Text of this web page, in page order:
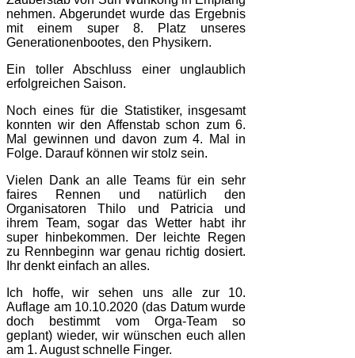
nehmen. Abgerundet wurde das Ergebnis
mit einem super 8. Platz unseres
Generationenbootes, den Physikern.
Ein toller Abschluss einer unglaublich
erfolgreichen Saison.
Noch eines für die Statistiker, insgesamt
konnten wir den Affenstab schon zum 6.
Mal gewinnen und davon zum 4. Mal in
Folge. Darauf können wir stolz sein.
Vielen Dank an alle Teams für ein sehr
faires Rennen und natürlich den
Organisatoren Thilo und Patricia und
ihrem Team, sogar das Wetter habt ihr
super hinbekommen. Der leichte Regen
zu Rennbeginn war genau richtig dosiert.
Ihr denkt einfach an alles.
Ich hoffe, wir sehen uns alle zur 10.
Auflage am 10.10.2020 (das Datum wurde
doch bestimmt vom Orga-Team so
geplant) wieder, wir wünschen euch allen
am 1. August schnelle Finger.